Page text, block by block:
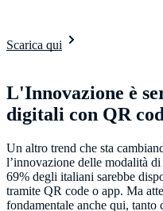
Scarica qui
L'Innovazione è
digitali con QR
Un altro trend che sta
l’innovazione delle modalità
69% degli italiani sarebbe
tramite QR code o app. Ma
fondamentale anche qui, tanto